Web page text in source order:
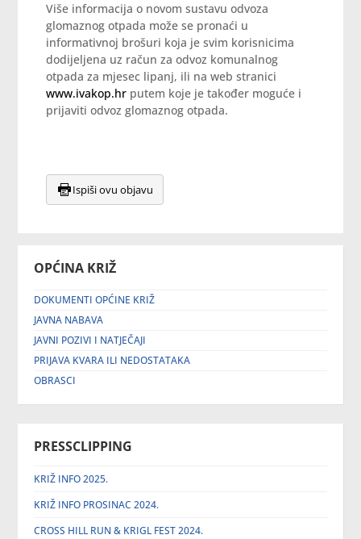
OPĆINA KRIŽ
DOKUMENTI OPĆINE KRIŽ
JAVNA NABAVA
JAVNI POZIVI I NATJEČAJI
PRIJAVA KVARA ILI NEDOSTATAKA
OBRASCI
PRESSCLIPPING
KRIŽ INFO 2025.
KRIŽ INFO PROSINAC 2024.
CROSS HILL RUN & KRIGL FEST 2024.
Više informacija o novom sustavu odvoza
glomaznog otpada može se pronaći u
informativnoj brošuri koja je svim korisnicima
dodijeljena uz račun za odvoz komunalnog
otpada za mjesec lipanj, ili na web stranici
www.ivakop.hr putem koje je također moguće i
prijaviti odvoz glomaznog otpada.
Ispiši ovu objavu